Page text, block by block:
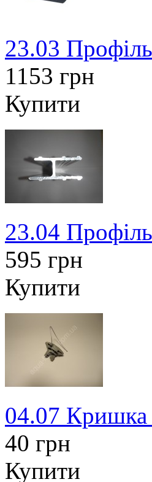
23.03 Профіль
1153 грн
Купити
23.04
595 грн
Купити
04.07 Кришка
40 грн
Купити